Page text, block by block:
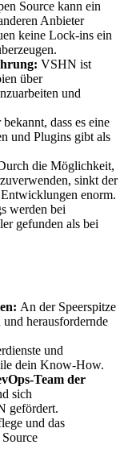
Source kann ein
Anbieter
keine Lock-ins ein
VSHN ist
über
und
dass es eine
und Plugins gibt als
die Möglichkeit,
sinkt der
enorm.
werden bei
gefunden als bei
An der Speerspitze
herausfordernde
und
dein Know-How.
Team der
sich
gefördert.
und das